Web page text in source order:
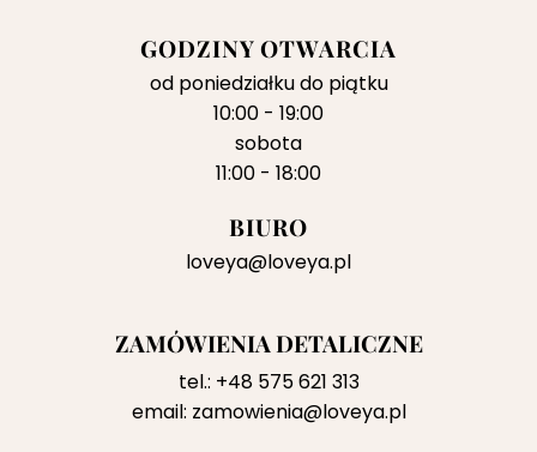
GODZINY OTWARCIA
od poniedziałku do piątku
10:00 - 19:00
sobota
11:00 - 18:00
BIURO
loveya@loveya.pl
ZAMÓWIENIA DETALICZNE
tel.: +48 575 621 313
email: zamowienia@loveya.pl